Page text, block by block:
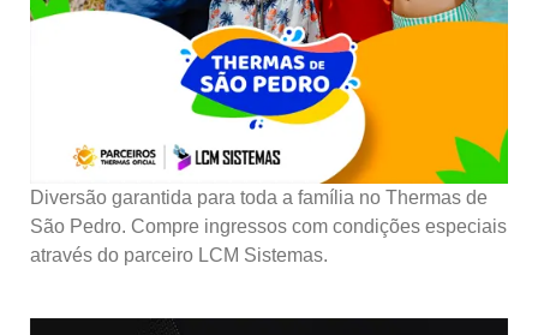
Diversão garantida para toda a família no Thermas de
São Pedro. Compre ingressos com condições especiais
através do parceiro LCM Sistemas.